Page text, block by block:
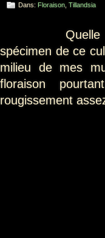
Dans: Floraison Tillandsia
Quelle bonne
spécimen de ce
milieu de mes
floraison
rougissement